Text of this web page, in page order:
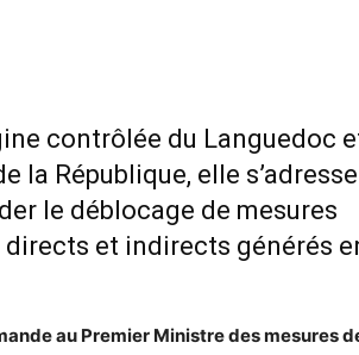
contrôlée du Languedoc
la République, elle s’adresse
le déblocage de mesures
et indirects générés
au Premier Ministre des mesures